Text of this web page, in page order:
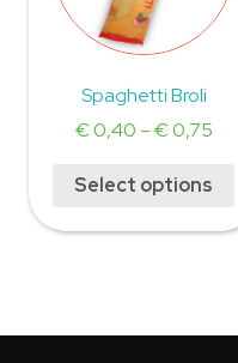
Spaghetti Broli
€0,40 –€0,75
Select options